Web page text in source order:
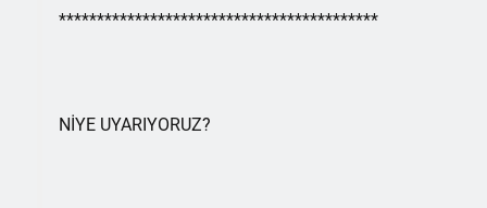
******************************************
NİYE UYARIYORUZ?